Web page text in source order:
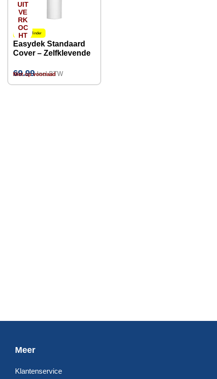
UIT
VE
RK
OC
HT
Meer = Minder
Easydek Standaard
Cover – Zelfklevende
69.99 Incl BTW
Niet op voorraad
Meer
Klantenservice